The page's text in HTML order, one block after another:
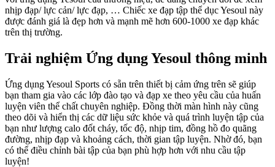
nhịp đạp/ lực cản/ lực đạp, … Chiếc xe đạp tập thể dục Yesoul này
được đánh giá là đẹp hơn và mạnh mẽ hơn 600-1000 xe đạp khác
trên thị trường.
Trải nghiệm Ứng dụng Yesoul thông minh
Ứng dụng Yesoul Sports có sẵn trên thiết bị cảm ứng trên sẽ giúp
bạn tham gia vào các lớp đào tạo và đạp xe theo yêu cầu của huấn
luyện viên thể chất chuyên nghiệp. Đồng thời màn hình này cũng
theo dõi và hiển thị các dữ liệu sức khỏe và quá trình luyện tập của
bạn như lượng calo đốt cháy, tốc độ, nhịp tim, đồng hồ đo quãng
đường, nhịp đạp và khoảng cách, thời gian tập luyện. Nhờ đó, bạn
có thể điều chỉnh bài tập của bạn phù hợp hơn với nhu cầu tập
luyện!